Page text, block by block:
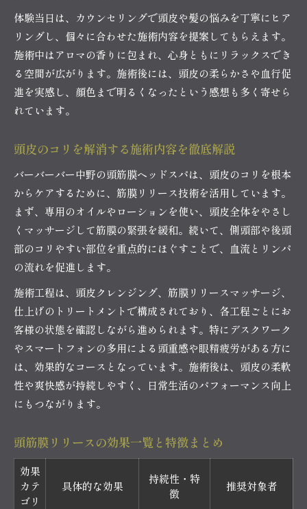
頭筋膜リリースが抜け毛に与える影響
抜け毛トラブルの原因と対策ポイントまとめ
仕事疲れをケアするヘッドスパの魅力
仕事終わりのリフレッシュに最適なヘッドスパ
バーバーバー中野の施術で疲労回復を体感
頭皮ケアでストレス軽減を目指す方法
深いリラクゼーションで睡眠の質アップ
頭皮環境を整えるヘッドスパのおすすめ理由
健やかな頭皮を目指すならヘッドスパ活用
バーバーバー中野で頭皮トラブルを防ぐ
頭皮環境改善のための施術内容一覧
頭皮ケア習慣化のためのアドバイス
深いリラクゼーションが得られる体験を解説
バーバーバー中野で深い癒しを味わう体験談
頭筋膜ヘッドスパのリラクゼーション効果
施術中に感じるリラックス度合い比較表
心身のバランスを整えるヒント
体験当日は、カウンセリングで頭皮や髪の悩みを丁寧にヒア
リングし、個々に合わせた施術内容を提案してもらえます。
施術中はアロマの香りに包まれ、心身ともにリラックスでき
る空間が広がります。施術後には、頭皮の柔らかさや血行促
進を実感し、顔色まで明るくなったという感想も多く寄せら
れています。
頭皮のコリを解消する施術内容を徹底解説
バーバーバー中野の頭筋膜ヘッドスパは、頭皮のコリを根本
からケアするために、筋膜リリース技術を活用しています。
まず、専用のオイルやローションを使い、頭皮全体をやさし
くマッサージして筋膜の緊張を緩和。続いて、側頭部や後頭
部のコリやすい部位を重点的にほぐすことで、血流とリンパ
の流れを促進します。
施術工程は、頭皮クレンジング、筋膜リリースマッサージ、
仕上げのトリートメントで構成されており、各工程ごとにお
客様の状態を確認しながら進められます。特にデスクワーク
やスマートフォンの多用による頭重感や眼精疲労がある方に
は、効果的なコースとなっています。施術後は、頭皮の柔軟
性や爽快感が持続しやすく、日常生活のパフォーマンス向上
にもつながります。
頭筋膜リリースの効果一覧と特徴まとめ
効果
カテ
ゴリ
具体的な効果
持続性・特
徴
推奨対象者